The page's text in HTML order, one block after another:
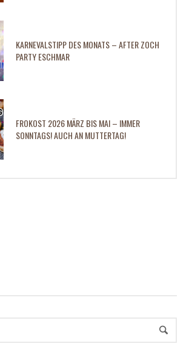
KARNEVALSTIPP DES MONATS – AFTER ZOCH
PARTY ESCHMAR
FROKOST 2026 MÄRZ BIS MAI – IMMER
SONNTAGS! AUCH AN MUTTERTAG!